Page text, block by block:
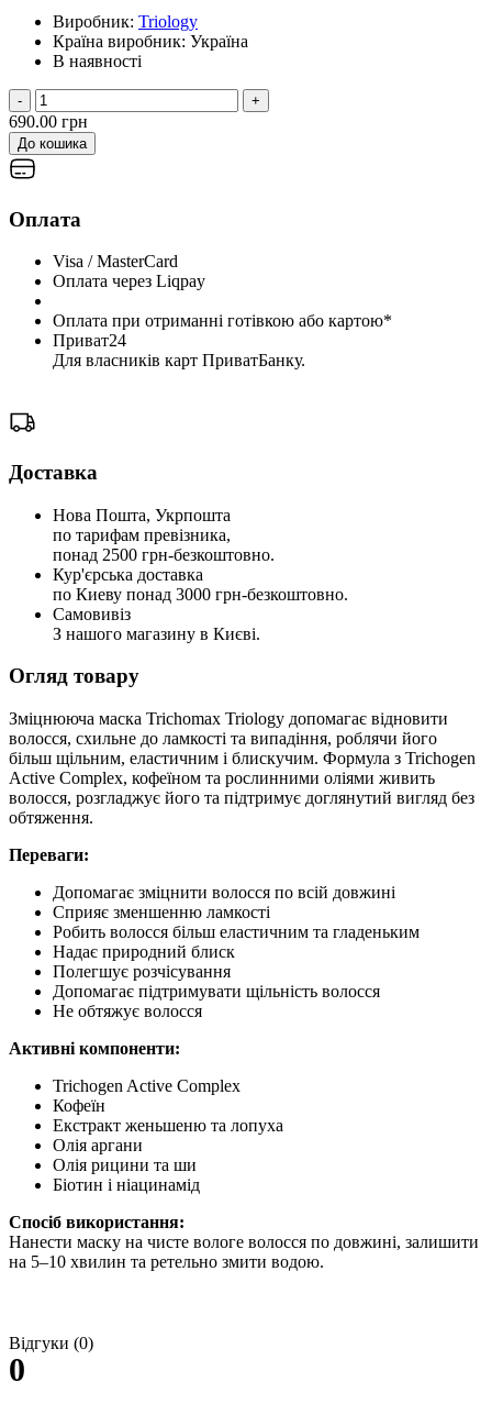
Виробник: Triology
Країна виробник: Україна
В наявності
- +
690.00 грн
До кошика
Оплата
Visa / MasterCard
Оплата через Liqpay
Оплата при отриманні готівкою або картою*
Приват24
Для власників карт ПриватБанку.
Доставка
Нова Пошта, Укрпошта
по тарифам превізника,
понад 2500 грн-безкоштовно.
Кур'єрська доставка
по Киеву понад 3000 грн-безкоштовно.
Самовивіз
З нашого магазину в Києві.
Огляд товару
Зміцнююча маска Trichomax Triology допомагає відновити
волосся, схильне до ламкості та випадіння, роблячи його
більш щільним, еластичним і блискучим. Формула з Trichogen
Active Complex, кофеїном та рослинними оліями живить
волосся, розгладжує його та підтримує доглянутий вигляд без
обтяження.
Переваги:
Допомагає зміцнити волосся по всій довжині
Сприяє зменшенню ламкості
Робить волосся більш еластичним та гладеньким
Надає природний блиск
Полегшує розчісування
Допомагає підтримувати щільність волосся
Не обтяжує волосся
Активні компоненти:
Trichogen Active Complex
Кофеїн
Екстракт женьшеню та лопуха
Олія аргани
Олія рицини та ши
Біотин і ніацинамід
Спосіб використання:
Нанести маску на чисте вологе волосся по довжині, залишити
на 5–10 хвилин та ретельно змити водою.
Відгуки (0)
0